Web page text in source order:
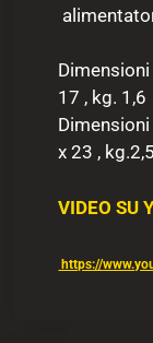
17 , kg. 1,6
x 23 , kg.2,5
VIDEO SU
https://